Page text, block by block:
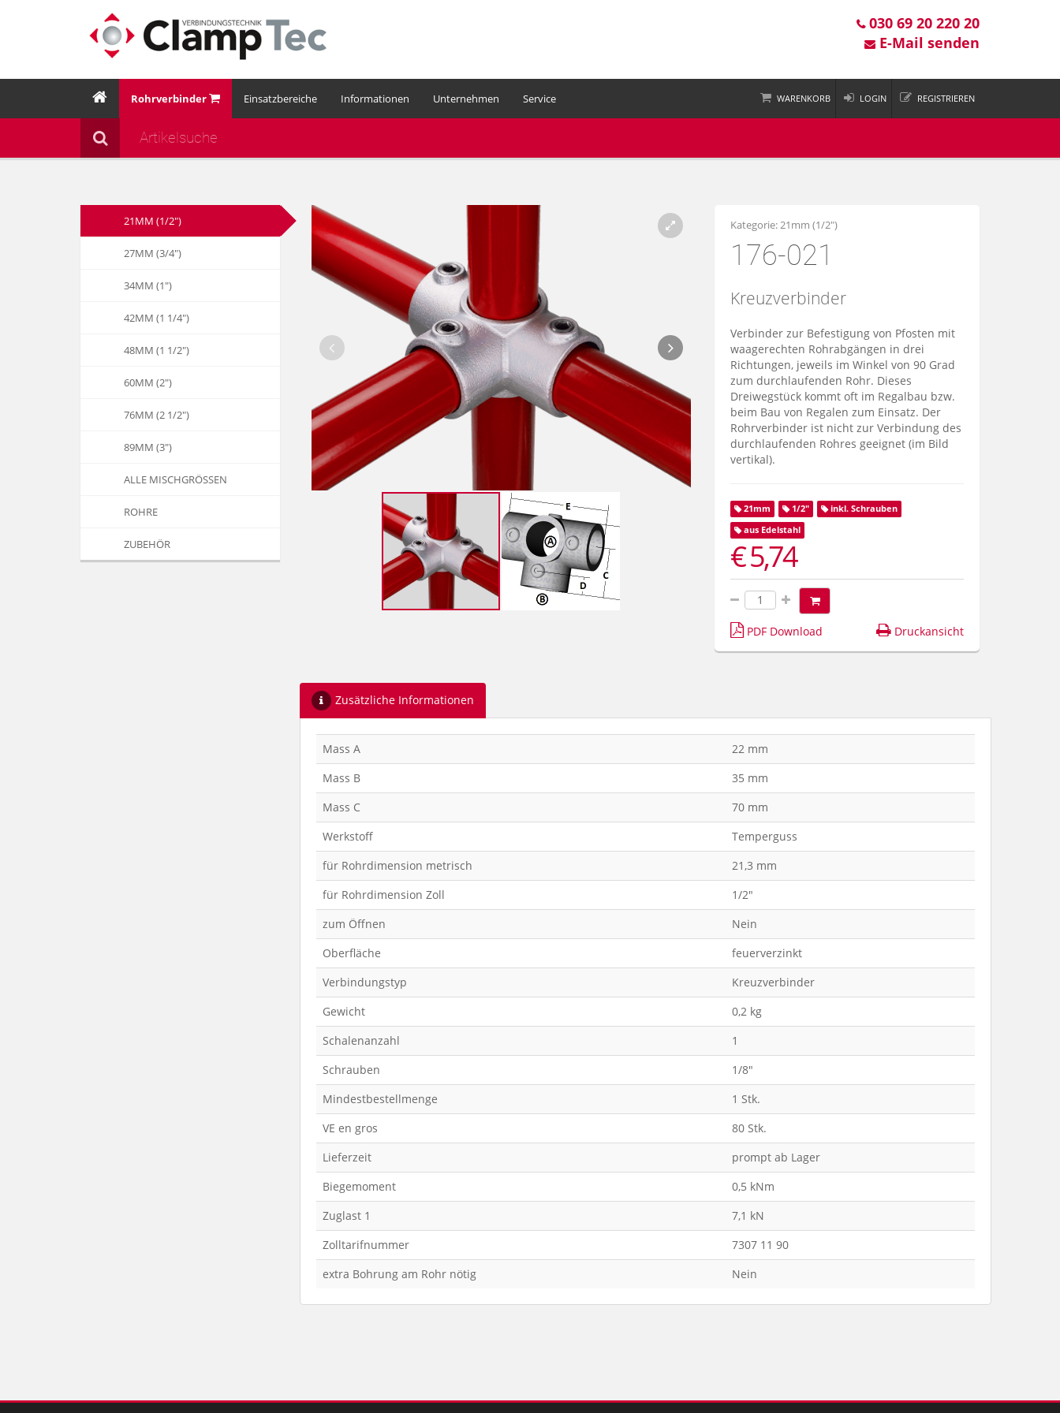
030 69 20 220 20
E-Mail senden
Rohrverbinder Einsatzbereiche Informationen Unternehmen Service WARENKORB LOGIN REGISTRIEREN
21MM (1/2")
27MM (3/4")
34MM (1")
42MM (1 1/4")
48MM (1 1/2")
60MM (2")
76MM (2 1/2")
89MM (3")
ALLE MISCHGRÖSSEN
ROHRE
ZUBEHÖR
Kategorie:21mm (1/2")
176-021
Kreuzverbinder
Verbinder zur Befestigung von Pfosten mit
waagerechten Rohrabgängen in drei
Richtungen, jeweils im Winkel von 90 Grad
zum durchlaufenden Rohr. Dieses
Dreiwegstück kommt oft im Regalbau bzw.
beim Bau von Regalen zum Einsatz. Der
Rohrverbinder ist nicht zur Verbindung des
durchlaufenden Rohres geeignet (im Bild
vertikal).
21mm 1/2"
inkl. Schrauben
aus Edelstahl
€ 5,74
PDF Download Druckansicht
Zusätzliche Informationen
Mass A
22 mm
Mass B
35 mm
Mass C
70 mm
Werkstoff
Temperguss
für Rohrdimension metrisch
21,3 mm
für Rohrdimension Zoll
1/2"
zum Öffnen
Nein
Oberfläche
feuerverzinkt
Verbindungstyp
Kreuzverbinder
Gewicht
0,2 kg
Schalenanzahl
1
Schrauben
1/8"
Mindestbestellmenge
1 Stk.
VE en gros
80 Stk.
Lieferzeit
prompt ab Lager
Biegemoment
0,5 kNm
Zuglast 1
7,1 kN
Zolltarifnummer
7307 11 90
extra Bohrung am Rohr nötig
Nein